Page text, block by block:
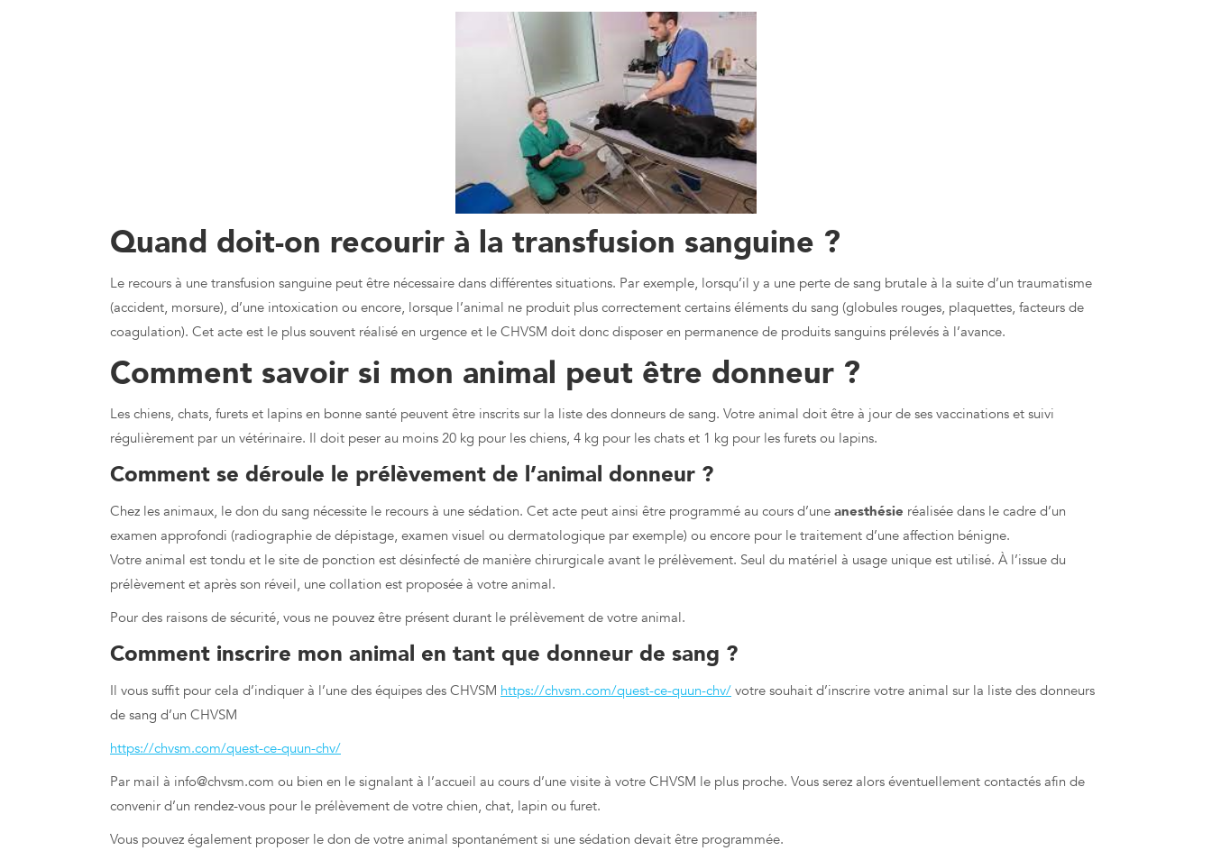
Quand doit-on recourir à la transfusion sanguine ?
Le recours à une transfusion sanguine peut être nécessaire dans différentes situations. Par exemple, lorsqu’il y a une perte de sang brutale à la suite d’un traumatisme
(accident, morsure), d’une intoxication ou encore, lorsque l’animal ne produit plus correctement certains éléments du sang (globules rouges, plaquettes, facteurs de
coagulation). Cet acte est le plus souvent réalisé en urgence et le CHVSM doit donc disposer en permanence de produits sanguins prélevés à l’avance.
Comment savoir si mon animal peut être donneur ?
Les chiens, chats, furets et lapins en bonne santé peuvent être inscrits sur la liste des donneurs de sang. Votre animal doit être à jour de ses vaccinations et suivi
régulièrement par un vétérinaire. Il doit peser au moins 20 kg pour les chiens, 4 kg pour les chats et 1 kg pour les furets ou lapins.
Comment se déroule le prélèvement de l’animal donneur ?
Chez les animaux, le don du sang nécessite le recours à une sédation. Cet acte peut ainsi être programmé au cours d’une anesthésie réalisée dans le cadre d’un
examen approfondi (radiographie de dépistage, examen visuel ou dermatologique par exemple) ou encore pour le traitement d’une affection bénigne.
Votre animal est tondu et le site de ponction est désinfecté de manière chirurgicale avant le prélèvement. Seul du matériel à usage unique est utilisé. À l’issue du
prélèvement et après son réveil, une collation est proposée à votre animal.
Pour des raisons de sécurité, vous ne pouvez être présent durant le prélèvement de votre animal.
Comment inscrire mon animal en tant que donneur de sang ?
Il vous suffit pour cela d’indiquer à l’une des équipes des CHVSM https://chvsm.com/quest-ce-quun-chv/ votre souhait d’inscrire votre animal sur la liste des donneurs
de sang d’un CHVSM
https://chvsm.com/quest-ce-quun-chv/
Par mail à info@chvsm.com ou bien en le signalant à l’accueil au cours d’une visite à votre CHVSM le plus proche. Vous serez alors éventuellement contactés afin de
convenir d’un rendez-vous pour le prélèvement de votre chien, chat, lapin ou furet.
Vous pouvez également proposer le don de votre animal spontanément si une sédation devait être programmée.